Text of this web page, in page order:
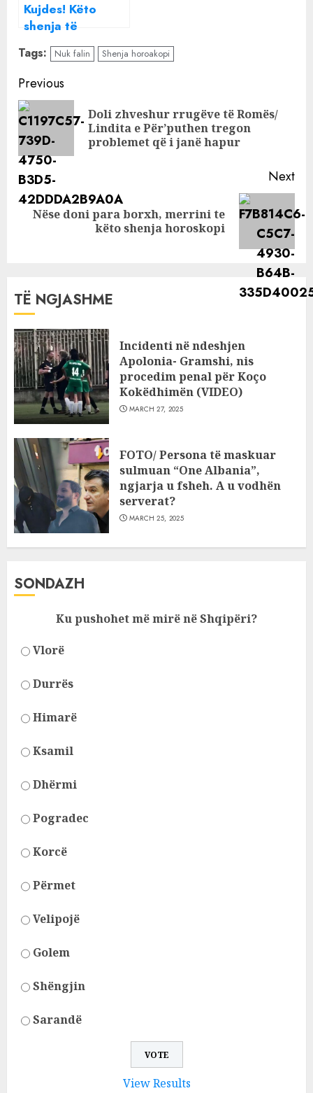
Kujdes! Këto
shenja të
Horoskopit do të
kenë probleme
financiare në
ditët në vijim
Tags: Nuk falin Shenja horoakopi
Continue
Reading
Previous
Doli zhveshur rrugëve të Romës/
Lindita e Për’puthen tregon
problemet që i janë hapur
Next
Next
Nëse doni para borxh, merrini te
këto shenja horoskopi
TË NGJASHME
Incidenti në ndeshjen
Apolonia- Gramshi, nis
procedim penal për Koço
Kokëdhimën (VIDEO)
MARCH 27, 2025
FOTO/ Persona të maskuar
sulmuan “One Albania”,
ngjarja u fsheh. A u vodhën
serverat?
MARCH 25, 2025
SONDAZH
Ku pushohet më mirë në Shqipëri?
Vlorë
Durrës
Himarë
Ksamil
Dhërmi
Pogradec
Korcë
Përmet
Velipojë
Golem
Shëngjin
Sarandë
View Results